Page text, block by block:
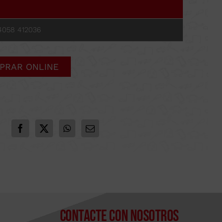
412036
ONLINE
Contacte con nosotros